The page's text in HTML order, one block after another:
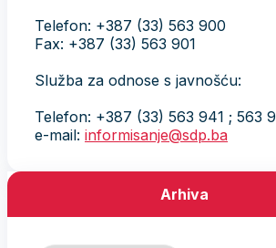
Telefon: +387 (33) 563 900
Fax: +387 (33) 563 901
Služba za odnose s javnošću:
Telefon: +387 (33) 563 941 ; 563
e-mail: informisanje@sdp.ba
Arhiva